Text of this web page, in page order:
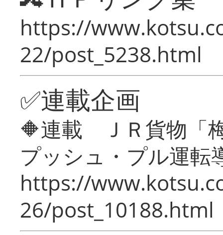
https://
22/post_5238.html
✅連載企画
🔶連載 ＪＲ貨物「
プッシュ・プル運転
https://
26/post_10188.html